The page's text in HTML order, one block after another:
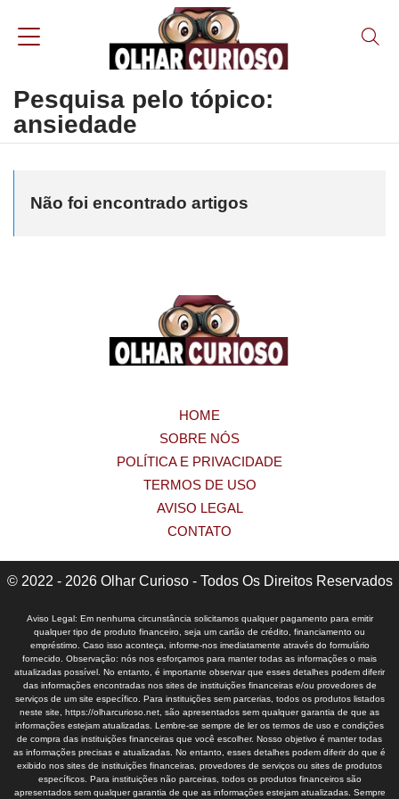
Pesquisa pelo tópico:
ansiedade
Não foi encontrado artigos
HOME
SOBRE NÓS
POLÍTICA E PRIVACIDADE
TERMOS DE USO
AVISO LEGAL
CONTATO
© 2022 - 2026 Olhar Curioso - Todos Os Direitos Reservados
Aviso Legal: Em nenhuma circunstância solicitamos qualquer pagamento para emitir
qualquer tipo de produto financeiro, seja um cartão de crédito, financiamento ou
empréstimo. Caso isso aconteça, informe-nos imediatamente através do formulário
fornecido. Observação: nós nos esforçamos para manter todas as informações o mais
atualizadas possível. No entanto, é importante observar que esses detalhes podem diferir
das informações encontradas nos sites de instituições financeiras e/ou provedores de
serviços de um site específico. Para instituições sem parcerias, todos os produtos listados
neste site, https://olharcurioso.net, são apresentados sem qualquer garantia de que as
informações estejam atualizadas. Lembre-se sempre de ler os termos de uso e condições
de compra das instituições financeiras que você escolher. Nosso objetivo é manter todas
as informações precisas e atualizadas. No entanto, esses detalhes podem diferir do que é
exibido nos sites de instituições financeiras, provedores de serviços ou sites de produtos
específicos. Para instituições não parceiras, todos os produtos financeiros são
apresentados sem qualquer garantia de que as informações estejam atualizadas. Sempre